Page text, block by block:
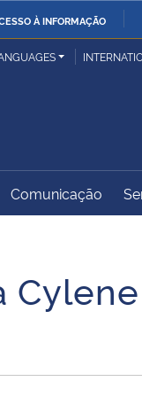
À INFORMAÇÃO
Relações
Geral da
do Brasil
Comunicação